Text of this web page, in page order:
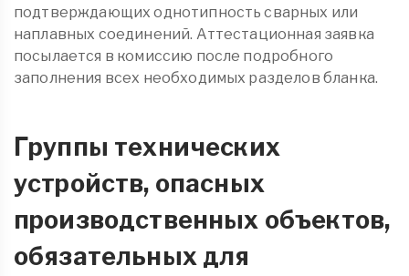
подтверждающих однотипность сварных или
наплавных соединений. Аттестационная заявка
посылается в комиссию после подробного
заполнения всех необходимых разделов бланка.
Группы технических
устройств, опасных
производственных объектов,
обязательных для